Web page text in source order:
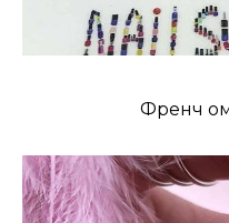
Френч